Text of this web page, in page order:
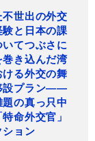
世出の外交
と日本の課
てつぶさに
き込んだ湾
る外交の舞
設プラン――
の真っ只中
命外交官」
ション